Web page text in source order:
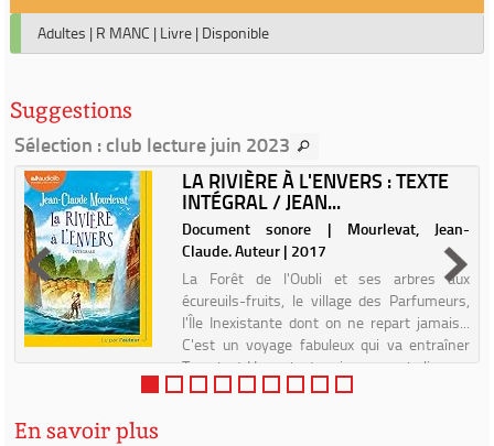
Adultes | R MANC | Livre | Disponible
Suggestions
Sélection : club lecture juin 2023
LA RIVIÈRE À L'ENVERS : TEXTE
INTÉGRAL / JEAN...
Document sonore | Mourlevat, Jean-
Claude. Auteur | 2017
La Forêt de l'Oubli et ses arbres aux
écureuils-fruits, le village des Parfumeurs,
l'Île Inexistante dont on ne repart jamais...
C'est un voyage fabuleux qui va entraîner
Tomek et Hannah, deux jeunes orphelins, au
bout du monde. T...
En savoir plus